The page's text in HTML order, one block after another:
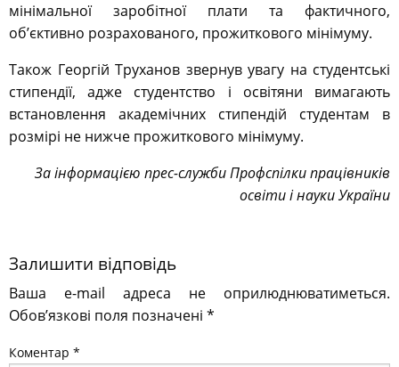
мінімальної заробітної плати та фактичного,
об’єктивно розрахованого, прожиткового мінімуму.
Також Георгій Труханов звернув увагу на студентські
стипендії, адже студентство і освітяни вимагають
встановлення академічних стипендій студентам в
розмірі не нижче прожиткового мінімуму.
За інформацією прес-служби Профспілки працівників
освіти і науки України
Залишити відповідь
Ваша e-mail адреса не оприлюднюватиметься.
Обов’язкові поля позначені *
Коментар *